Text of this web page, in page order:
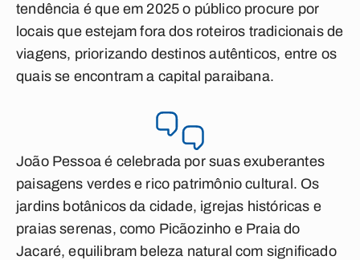
tendência é que em 2025 o público procure por
locais que estejam fora dos roteiros tradicionais de
viagens, priorizando destinos autênticos, entre os
quais se encontram a capital paraibana.
João Pessoa é celebrada por suas exuberantes
paisagens verdes e rico patrimônio cultural. Os
jardins botânicos da cidade, igrejas históricas e
praias serenas, como Picãozinho e Praia do
Jacaré, equilibram beleza natural com significado